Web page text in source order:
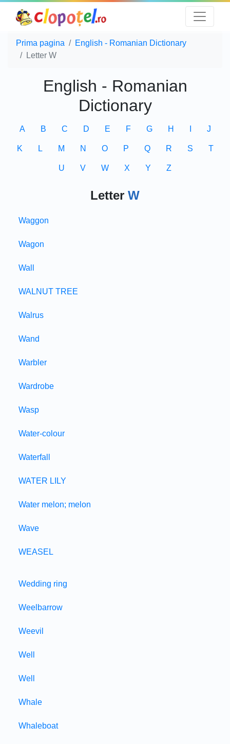
Prima pagina
English - Romanian Dictionary
Letter W
English - Romanian
Dictionary
A B C D E F G H J
K L M N O P Q R S T
U V W X Y Z
Letter W
Waggon
Wagon
Wall
WALNUT TREE
Walrus
Wand
Warbler
Wardrobe
Wasp
Water-colour
Waterfall
WATER LILY
Water melon; melon
Wave
WEASEL
Wedding ring
Weelbarrow
Weevil
Well
Well
Whale
Whaleboat